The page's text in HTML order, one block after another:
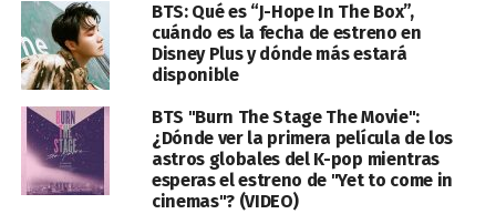
BTS: Qué es “J-Hope In The Box”,
cuándo es la fecha de estreno en
Disney Plus y dónde más estará
disponible
BTS "Burn The Stage The Movie":
¿Dónde ver la primera película de los
astros globales del K-pop mientras
esperas el estreno de "Yet to come in
cinemas"? (VIDEO)